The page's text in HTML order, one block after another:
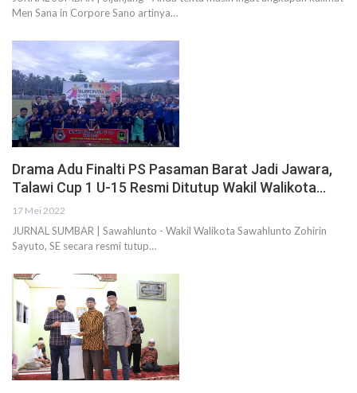
Men Sana in Corpore Sano artinya…
Drama Adu Finalti PS Pasaman Barat Jadi Jawara,
Talawi Cup 1 U-15 Resmi Ditutup Wakil Walikota…
17 Mei 2022
JURNAL SUMBAR | Sawahlunto - Wakil Walikota Sawahlunto Zohirin
Sayuto, SE secara resmi tutup…